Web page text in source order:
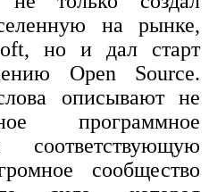
на рынке,
но и дал старт
Open Source.
описывают не
программное
соответствующую
сообщество